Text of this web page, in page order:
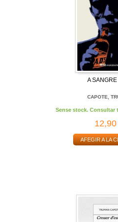
A
CAPOTE,
Sense stock. Consultar
AFEGIR A LA